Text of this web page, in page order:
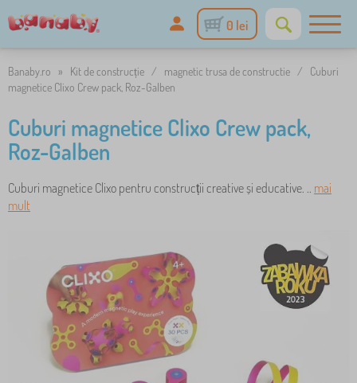
0 lei
Banaby.ro » Kit de construcție / magnetic trusa de constructie /
Cuburi
magnetice Clixo Crew pack, Roz-Galben
Cuburi magnetice Clixo Crew pack,
Roz-Galben
Cuburi magnetice Clixo pentru construcții creative și educative. .. mai
mult